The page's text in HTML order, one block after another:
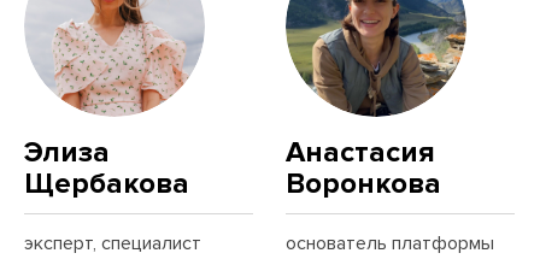
Элиза
Щербакова
эксперт, специалист
Анастасия
Воронкова
основатель платформы